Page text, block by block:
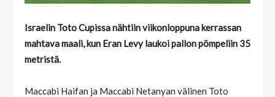
Israelin Toto Cupissa nähtiin viikonloppuna kerrassan
mahtava maali, kun Eran Levy laukoi pallon pömpeliin 35
metristä.
Maccabi Haifan ja Maccabi Netanyan välinen Toto